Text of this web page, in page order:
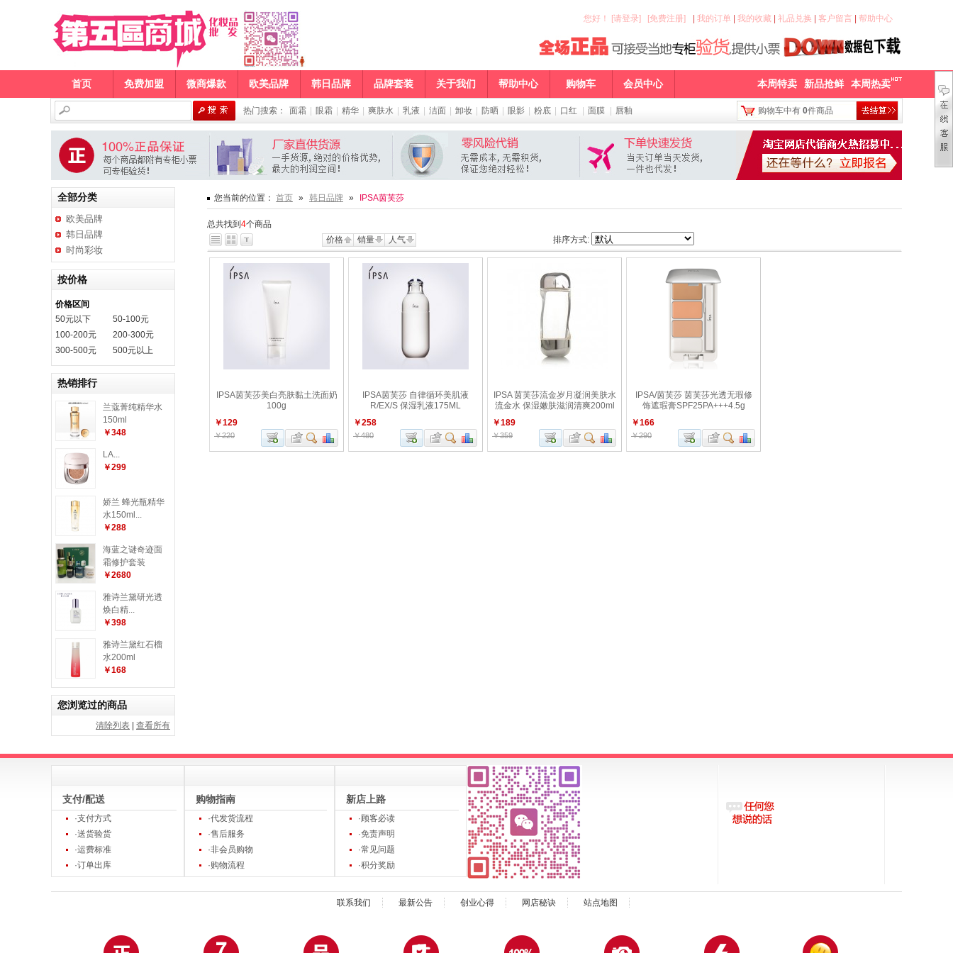
我的订单 我的收藏 礼品兑换 客户留言 帮助中心
您好 ！ [请登录] [免费注册]
首页 免费加盟 微商爆款 欧美品牌 韩日品牌 品牌套装 关于我们 帮助中心 购物车 会员中心 本周特卖 新品抢鲜 本周热卖
热门搜索： 面霜 眼霜 精华 爽肤水 乳液 洁面 卸妆 防晒 眼影 粉底 口红 面膜 唇釉 购物车中有 0件商品
您当前的位置： 首页 » 韩日品牌 » IPSA茵芙莎
总共找到 4个商品
价格
销量 人气 排序方式:
IPSA茵芙莎美白亮肤黏土洗面奶
100g
￥129
￥220
IPSA茵芙莎 自律循环美肌液
R/EX/S 保湿乳液175ML
￥258
￥480
IPSA 茵芙莎流金岁月凝润美肤水
流金水 保湿嫩肤滋润清爽200ml
￥189
￥359
IPSA/茵芙莎 茵芙莎光透无瑕修
饰遮瑕膏SPF25PA+++4.5g
￥166
￥290
全部分类
欧美品牌
韩日品牌
时尚彩妆
按价格
价格区间
50元以下
50-100元
100-200元
200-300元
300-500元
500元以上
热销排行
兰蔻菁纯精华水
150ml
￥348
LA...
￥299
娇兰 蜂光瓶精华
水150ml...
￥288
海蓝之谜奇迹面
霜修护套装
￥2680
雅诗兰黛研光透
焕白精...
￥398
雅诗兰黛红石榴
水200ml
￥168
您浏览过的商品
清除列表 查看所有
支付/配送
·支付方式
·送货验货
·运费标准
·订单出库
购物指南
·代发货流程
·售后服务
·非会员购物
·购物流程
新店上路
·顾客必读
·免责声明
·常见问题
·积分奖励
联系我们 最新公告 创业心得 网店秘诀 站点地图